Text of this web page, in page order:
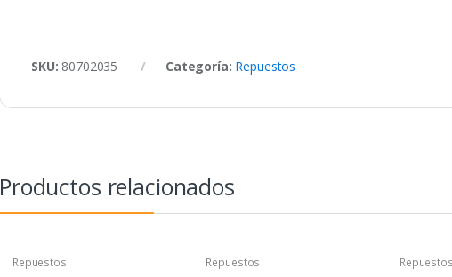
SKU: 80702035 Categoría: Repuestos
Productos relacionados
Repuestos Repuestos Repuestos